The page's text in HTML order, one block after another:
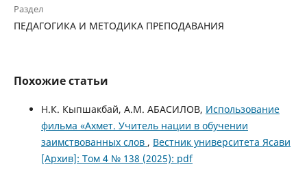
Раздел
ПЕДАГОГИКА И МЕТОДИКА ПРЕПОДАВАНИЯ
Похожие статьи
Н.К. Кыпшакбай, А.М. АБАСИЛОВ, Использование
фильма «Ахмет. Учитель нации в обучении
заимствованных слов , Вестник университета Ясави
[Архив]: Том 4 № 138 (2025): pdf